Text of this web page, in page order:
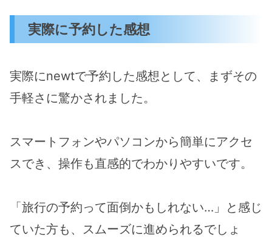
実際に予約した感想
実際にnewtで予約した感想として、まずその
手軽さに驚かされました。
スマートフォンやパソコンから簡単にアクセ
スでき、操作も直感的でわかりやすいです。
「旅行の予約って面倒かもしれない…」と感じ
ていた方も、スムーズに進められるでしょ